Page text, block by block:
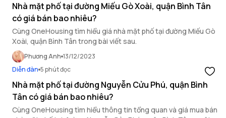
Nhà mặt phố tại đường Miếu Gò Xoài, quận Bình Tân
có giá bán bao nhiêu?
Cùng OneHousing tìm hiểu giá nhà mặt phố tại đường Miếu Gò
Xoài, quận Bình Tân trong bài viết sau.
Phương Anh 13/12/2023
Diễn đàn 5 phút đọc
Nhà mặt phố tại đường Nguyễn Cửu Phú, quận Bình
Tân có giá bán bao nhiêu?
Cùng OneHousing tìm hiểu thông tin tổng quan và giá mua bán